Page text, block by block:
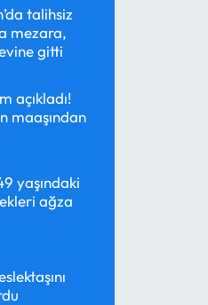
talihsiz
mezara,
gitti
açıkladı!
maaşından
yaşındaki
ağza